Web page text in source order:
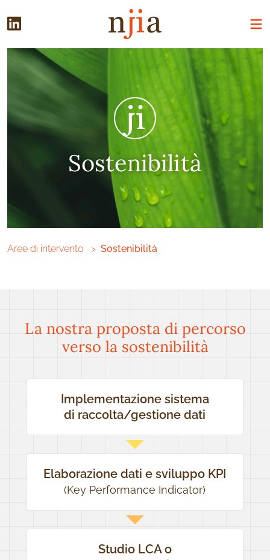
Sostenibilità
Aree di intervento Sostenibilità
La nostra proposta di percorso
verso la sostenibilità
Implementazione sistema
di raccolta/gestione dati
Elaborazione dati e sviluppo KPI
(Key Performance Indicator)
Studio LCA o